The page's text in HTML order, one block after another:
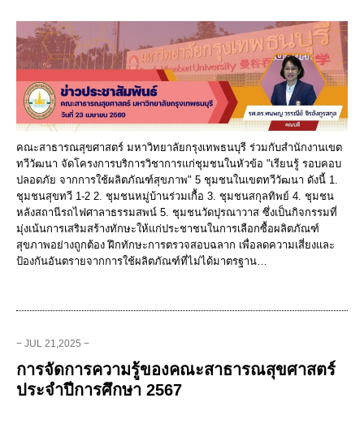
คณะสาธารณสุขศาสตร์ มหาวิทยาลัยกรุงเทพธนบุรี ร่วมกับสำนักงานเขต
ทวีวัฒนา จัดโครงการบริการวิชาการแก่ชุมชนในหัวข้อ "เรียนรู้ รอบคอบ
ปลอดภัย จากการใช้ผลิตภัณฑ์สุขภาพ" 5 ชุมชนในเขตทวีวัฒนา ดังนี้ 1.
ชุมชนสุขทวี 1-2 2. ชุมชนหมู่บ้านร่วมเกื้อ 3. ชุมชนสกุลทิพย์ 4. ชุมชน
หลังสถานีรถไฟศาลาธรรมสพน์ 5. ชุมชนวัดปุรณาวาส ซึ่งเป็นกิจกรรมที่
มุ่งเน้นการเสริมสร้างทักษะให้แก่ประชาชนในการเลือกซื้อผลิตภัณฑ์
สุขภาพอย่างถูกต้อง ฝึกทักษะการตรวจสอบฉลาก เพื่อลดความเสี่ยงและ
ป้องกันอันตรายจากการใช้ผลิตภัณฑ์ที่ไม่ได้มาตรฐาน…
− JUL 21,2025 −
การจัดการความรู้ของคณะสาธารณสุขศาสตร์
ประจำปีการศึกษา 2567